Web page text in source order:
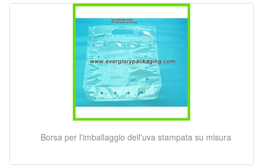
Borsa per l'imballaggio dell'uva stampata su misura